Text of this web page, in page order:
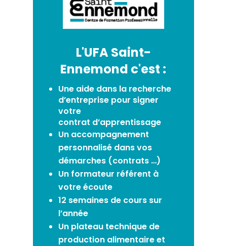
L'UFA Saint-
Ennemond c'est :
Une aide dans la recherche
d’entreprise pour signer
votre
contrat d’apprentissage
Un accompagnement
personnalisé dans vos
démarches (contrats …)
Un formateur référent à
votre écoute
12 semaines de cours sur
l’année
Un plateau technique de
production alimentaire et